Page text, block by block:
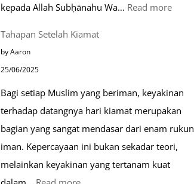
kepada Allah Subḥānahu Wa… Read more:
Tahapan Setelah Kiamat
by Aaron
25/06/2025
Bagi setiap Muslim yang beriman, keyakinan
terhadap datangnya hari kiamat merupakan
bagian yang sangat mendasar dari enam rukun
iman. Kepercayaan ini bukan sekadar teori,
melainkan keyakinan yang tertanam kuat
: